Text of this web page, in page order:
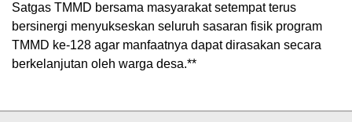
Satgas TMMD bersama masyarakat setempat terus
bersinergi menyukseskan seluruh sasaran fisik program
TMMD ke-128 agar manfaatnya dapat dirasakan secara
berkelanjutan oleh warga desa.**